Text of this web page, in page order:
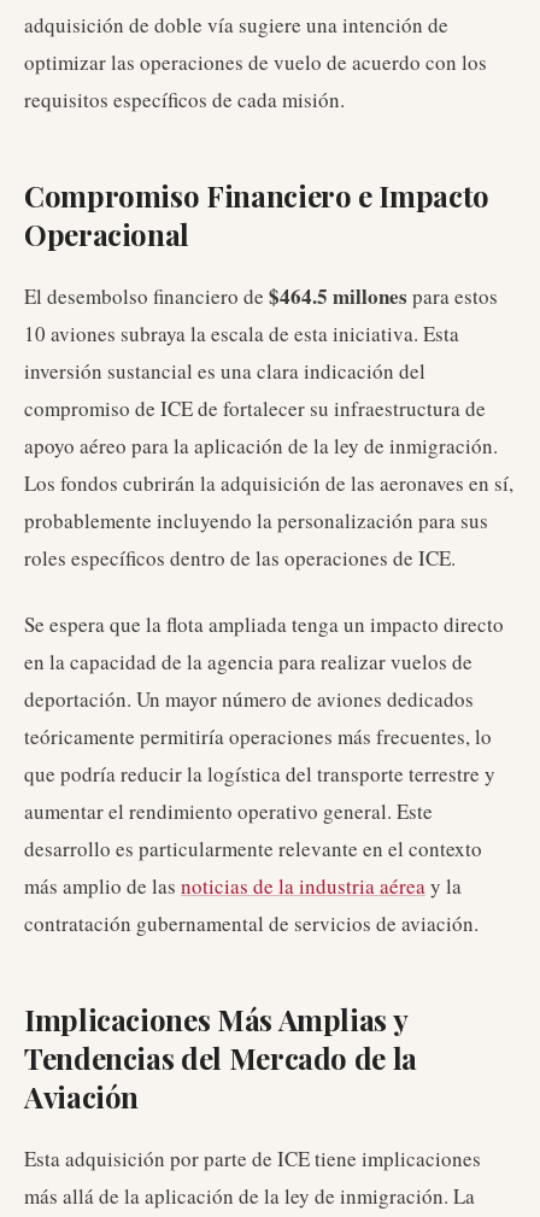
adquisición de doble vía sugiere una intención de
optimizar las operaciones de vuelo de acuerdo con los
requisitos específicos de cada misión.
Compromiso Financiero e Impacto
Operacional
El desembolso financiero de $464.5 millones para estos
10 aviones subraya la escala de esta iniciativa. Esta
inversión sustancial es una clara indicación del
compromiso de ICE de fortalecer su infraestructura de
apoyo aéreo para la aplicación de la ley de inmigración.
Los fondos cubrirán la adquisición de las aeronaves en sí,
probablemente incluyendo la personalización para sus
roles específicos dentro de las operaciones de ICE.
Se espera que la flota ampliada tenga un impacto directo
en la capacidad de la agencia para realizar vuelos de
deportación. Un mayor número de aviones dedicados
teóricamente permitiría operaciones más frecuentes, lo
que podría reducir la logística del transporte terrestre y
aumentar el rendimiento operativo general. Este
desarrollo es particularmente relevante en el contexto
más amplio de las noticias de la industria aéreay la
contratación gubernamental de servicios de aviación.
Implicaciones Más Amplias y
Tendencias del Mercado de la
Aviación
Esta adquisición por parte de ICE tiene implicaciones
más allá de la aplicación de la ley de inmigración. La